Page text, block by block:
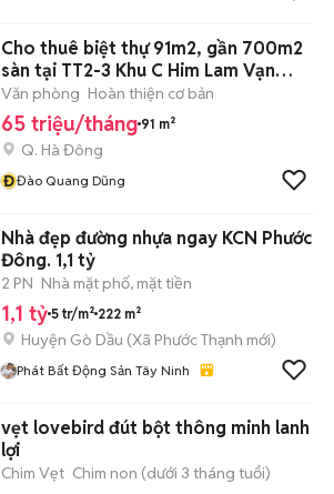
Cho thuê biệt thự 91m2, gần 700m2
sàn tại TT2-3 Khu C Him Lam Vạn
Phúc
Văn phòng Hoàn thiện cơ bản
65 triệu/tháng 91 m²
Q. Hà Đông
ĐĐào Quang Dũng
Nhà đẹp đường nhựa ngay KCN Phước
Đông. 1,1 tỷ
2 PN Nhà mặt phố, mặt tiền
1,1 tỷ 5 tr/m² 222 m²
Huyện Gò Dầu (Xã Phước Thạnh mới)
Phát Bất Động Sản Tây Ninh
vẹt lovebird đút bột thông minh lanh
lợi
Chim Vẹt Chim non (dưới 3 tháng tuổi)